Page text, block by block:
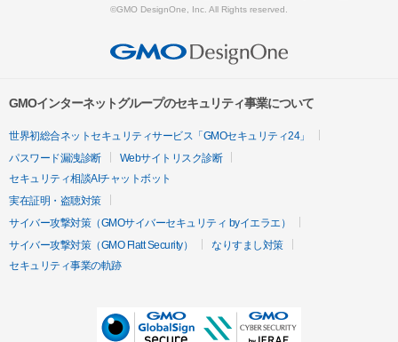
©GMO DesignOne, Inc. All Rights reserved.
GMOインターネットグループのセキュリティ事業について
世界初総合ネットセキュリティサービス「GMOセキュリティ24」
パスワード漏洩診断
Webサイトリスク診断
セキュリティ相談AIチャットボット
実在証明・盗聴対策
サイバー攻撃対策（GMOサイバーセキュリティ byイエラエ）
サイバー攻撃対策（GMO Flatt Security）
なりすまし対策
セキュリティ事業の軌跡